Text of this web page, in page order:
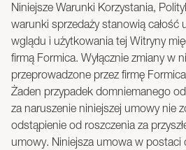
Niniejsze Warunki Korzystania,
warunki sprzedaży stanowią całość
wglądu i użytkowania tej Witryny
firmą Formica. Wyłącznie zmiany w
przeprowadzone przez firmę
Żaden przypadek domniemanego
za naruszenie niniejszej umowy nie
odstąpienie od roszczenia za
umowy. Niniejsza umowa w postaci